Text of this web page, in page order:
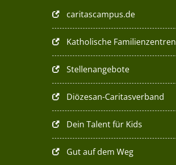
caritascampus.de
Katholische Familienzentren
Stellenangebote
Diözesan-Caritasverband
Dein Talent für Kids
Gut auf dem Weg